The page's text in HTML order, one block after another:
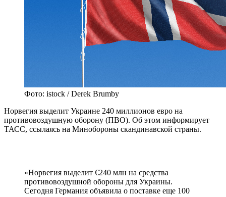
Фото: istock / Derek Brumby
Норвегия выделит Украине 240 миллионов евро на
противовоздушную оборону (ПВО). Об этом информирует
ТАСС, ссылаясь на Минобороны скандинавской страны.
«Норвегия выделит €240 млн на средства
противовоздушной обороны для Украины.
Сегодня Германия объявила о поставке еще 100